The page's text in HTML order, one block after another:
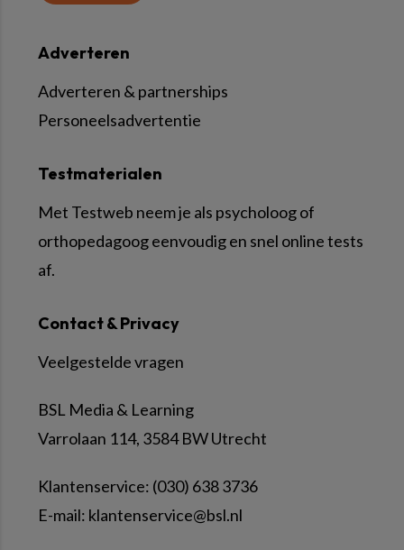
Contact & Privacy
Veelgestelde vragen
BSL Media & Learning
Varrolaan 114, 3584 BW Utrecht
Klantenservice: (030) 638 3736
E-mail: klantenservice@bsl.nl
Testmaterialen
Met Testweb neem je als psycholoog of
orthopedagoog eenvoudig en snel online tests
af.
Adverteren
Adverteren & partnerships
Personeelsadvertentie